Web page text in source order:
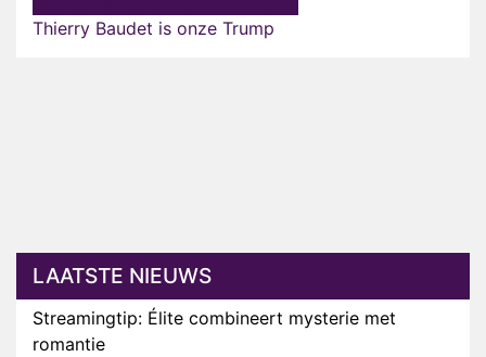
Thierry Baudet is onze Trump
LAATSTE NIEUWS
Streamingtip: Élite combineert mysterie met
romantie